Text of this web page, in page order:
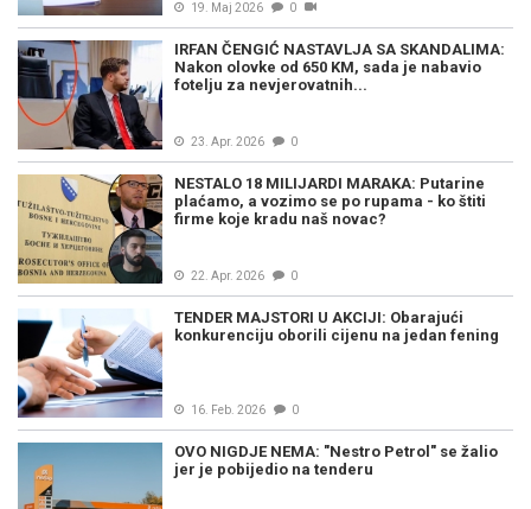
19. Maj 2026 0
IRFAN ČENGIĆ NASTAVLJA SA SKANDALIMA:
Nakon olovke od 650 KM, sada je nabavio
fotelju za nevjerovatnih...
23. Apr. 2026 0
NESTALO 18 MILIJARDI MARAKA: Putarine
plaćamo, a vozimo se po rupama - ko štiti
firme koje kradu naš novac?
22. Apr. 2026 0
TENDER MAJSTORI U AKCIJI: Obarajući
konkurenciju oborili cijenu na jedan fening
16. Feb. 2026 0
OVO NIGDJE NEMA: "Nestro Petrol" se žalio
jer je pobijedio na tenderu